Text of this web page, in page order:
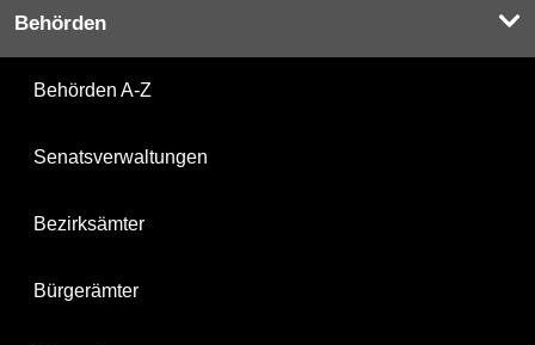
Behörden
Behörden A-Z
Senatsverwaltungen
Bezirksämter
Bürgerämter